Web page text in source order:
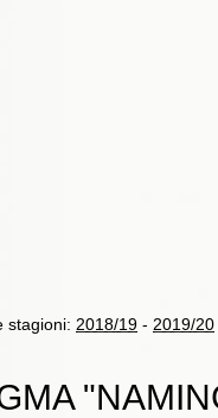
stagioni: 2018/19 - 2019/20